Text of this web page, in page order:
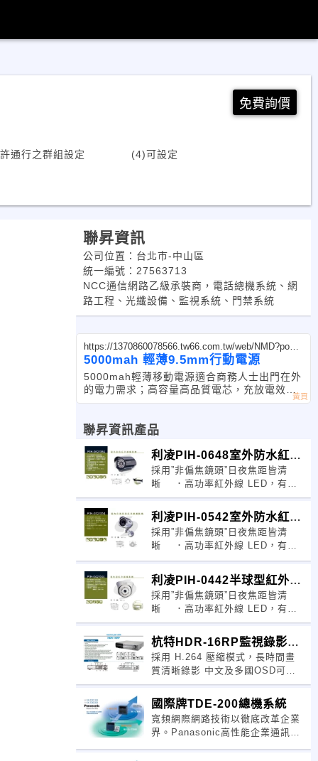
免費詢價
許通行之群組設定 (4)可設定
聯昇資訊
公司位置：台北市-中山區
統一編號：27563713
NCC通信網路乙級承裝商，電話總機系統、網
路工程、光纖設備、監視系統、門禁系統
https://1370860078566.tw66.com.tw/web/NMD?postI
d=980969
5000mah 輕薄9.5mm行動電源
5000mah輕薄移動電源適合商務人士出門在外
的電力需求；高容量高品質電芯，充放電效能
佳。
聯昇資訊產品
利凌PIH-0648室外防水紅外
線攝影機
採用”非偏焦鏡頭”日夜焦距皆清
晰 ．高功率紅外線 LED，有效
照射距離 30 公尺 ．照度低於
10Lux 時，感應器自動啟動紅外線
光源 ．日夜影像切換採 Y/C 分
利凌PIH-0542室外防水紅外
線攝影機
採用”非偏焦鏡頭”日夜焦距皆清
晰 ．高功率紅外線 LED，有效
照射距離 21 公尺以上 ．照度低於
10Lux 時，感應器自動啟動紅外
線 ．日夜影像切換採
利凌PIH-0442半球型紅外線
攝影機
採用”非偏焦鏡頭”日夜焦距皆清
晰 ．高功率紅外線 LED，有效
照射距離16公尺以上 ．照度低於
10Lux 時，感應器自動啟動紅外線
光源 ．日夜影像切換採 Y/C 分
杭特HDR-16RP監視錄影主
機
採用 H.264 壓縮模式，長時間畫
質清晰錄影 中文及多國OSD可選
本機及遠端均具有密碼保護功能 1
路聲音錄放功能 機種具遙控器遠端
操作(具定址功能) 圖形化介面，可
使用滑鼠操
國際牌TDE-200總機系統
寬頻網際網路技術以徹底改革企業
界。Panasonic高性能企業通訊系